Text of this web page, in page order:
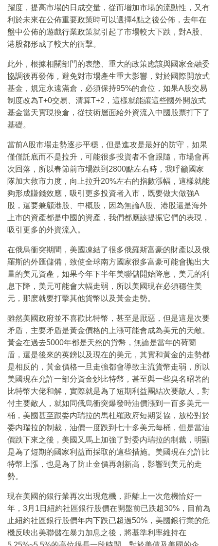
躍度，提高市場的日成交量，從而增加市場的流動性，又有
利於未來在公佈重要政策時可以選擇4點之後公佈，去年在
盤中公佈的遊戲行業政策就引起了市場較大下跌，對A股、
港股都形成了較大的衝擊。
此外，根據相關部門的表態、重大的政策應該與國家金融委
協調後再發佈，避免對市場產生重大影響，對於國際開放式
基金，規定永遠滿倉，必須保持95%的倉位，如果A股交易
制度改為T+0交易、清算T+2，這樣就能讓這些國外開放式
基金當天實現換倉，從技術層面給外資流入中國股票打下了
基礎。
當前A股市場走勢逐步平穩，但是進攻是最好的防守，如果
僅僅託底而不是拉升，可能很多投資者不會跟隨，市場會再
次回落，所以春節前市場跌到2800點左右時，我呼籲國家
隊加大救市力度，向上拉升20%左右的指數漲幅，這樣就能
夠形成賺錢效應，吸引更多投資者入市，既要做大做強A
股，還要兼顧港股、中概股，因為無論A股、港股還是海外
上市的資產都是中國的資產，我們都應該提振它們的表現，
吸引更多的外資流入。
在俄烏衝突期間，美國凍結了很多俄羅斯富豪的財產以及俄
羅斯的外匯儲備，致使全球南方國家很多富豪可能會抛出大
量的美元資產，如果今年下半年美聯儲開始降息，美元的利
息下降，美元可能會大幅走弱，所以美國現在必須穩住美
元，那麽就要打擊其他貨幣以及黃金走勢。
雖然美國政府並不喜歡比特幣，甚至是厭惡，但是這是次要
矛盾，主要矛盾是黃金價格的上漲可能會成為美元的天敵。
黃金在過去5000年都是天然的貨幣，無論是當年的荷蘭
盾，還是後來的英鎊以及現在的美元，其實和黃金的走勢都
是相反的，黃金價格一旦走強都會導致主流貨幣走弱，所以
美國現在允許一部分資金炒比特幣，甚至與一些臭名昭著的
比特幣大佬和解，實際就是為了短期利益團結次要敵人，對
付主要敵人，就如同俄烏衝突爆發時油價漲到一百多美元一
桶，美國甚至跟委内瑞拉的馬杜羅政府短期妥協，放松對於
委内瑞拉的制裁，油價一度跌到七十多美元每桶，但是當油
價跌下來之後，美國又馬上加強了對委内瑞拉的制裁，明顯
是為了短期的國家利益而採取的這些措施。美國現在允許比
特幣上漲，也是為了防止金價再創新高，影響到美元的走
勢。
現在美國的銀行業再次出現危機，距離上一次危機恰好一
年，3月1日紐約社區銀行股價在開盤前已跌超30%，目前為
止紐約社區銀行股價年内下跌已超過50%，美國銀行業的危
機反映出美聯儲在暴力加息之後，將基準利率維持在